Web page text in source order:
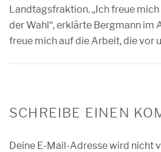
Landtagsfraktion. „Ich freue
der Wahl“, erklärte Bergmann im
freue mich auf die Arbeit, die vor
SCHREIBE EINEN
Deine E-Mail-Adresse wird nicht